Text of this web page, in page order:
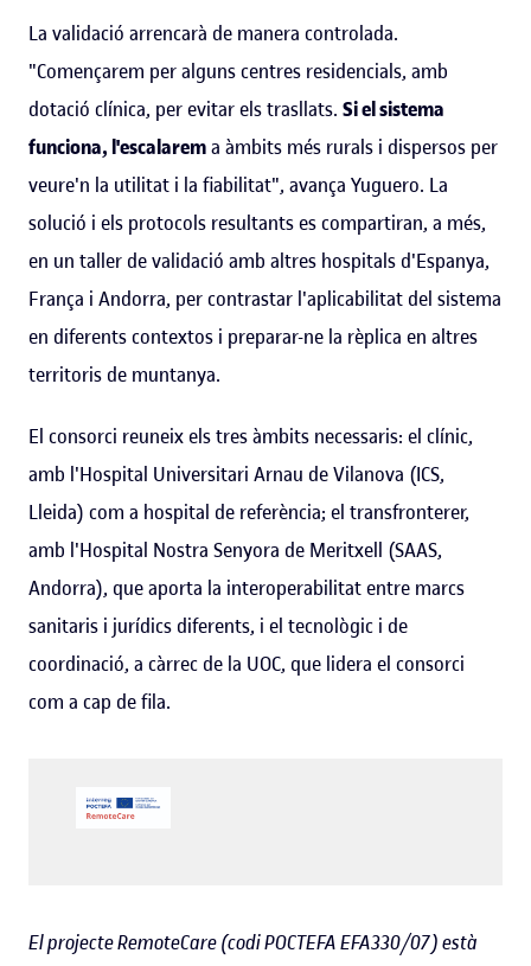
La validació arrencarà de manera controlada.
"Començarem per alguns centres residencials, amb
dotació clínica, per evitar els trasllats. Si el sistema
funciona, l'escalarema àmbits més rurals i dispersos per
veure'n la utilitat i la fiabilitat", avança Yuguero. La
solució i els protocols resultants es compartiran, a més,
en un taller de validació amb altres hospitals d'Espanya,
França i Andorra, per contrastar l'aplicabilitat del sistema
en diferents contextos i preparar-ne la rèplica en altres
territoris de muntanya.
El consorci reuneix els tres àmbits necessaris: el clínic,
amb l'Hospital Universitari Arnau de Vilanova (ICS,
Lleida) com a hospital de referència; el transfronterer,
amb l'Hospital Nostra Senyora de Meritxell (SAAS,
Andorra), que aporta la interoperabilitat entre marcs
sanitaris i jurídics diferents, i el tecnològic i de
coordinació, a càrrec de la UOC, que lidera el consorci
com a cap de fila.
El projecte RemoteCare (codi POCTEFA EFA330/07) està